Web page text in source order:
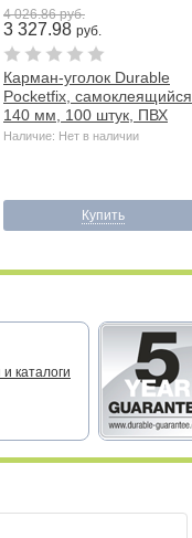
4 026.86 руб.
3 327.98 руб.
Карман-уголок Durable
Pocketfix, самоклеящийся,
140 мм, 100 штук, ПВХ
Наличие: Нет в наличии
Купить
каталоги